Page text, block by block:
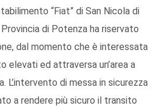
“Fiat” di San Nicola di
di Potenza ha riservato
dal momento che è interessata
elevati ed attraversa un’area a
L’intervento di messa in sicurezza
a rendere più sicuro il transito